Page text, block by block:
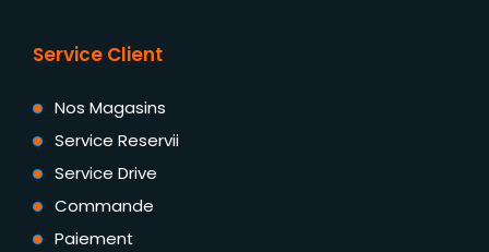
Service Client
Nos Magasins
Service Reservii
Service Drive
Commande
Paiement